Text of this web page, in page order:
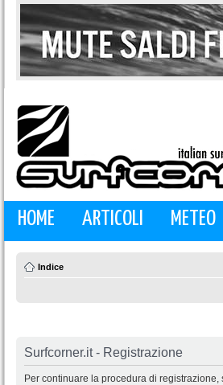
HOME ARTICOLI METEO
Indice
Surfcorner.it - Registrazione
Per continuare la procedura di